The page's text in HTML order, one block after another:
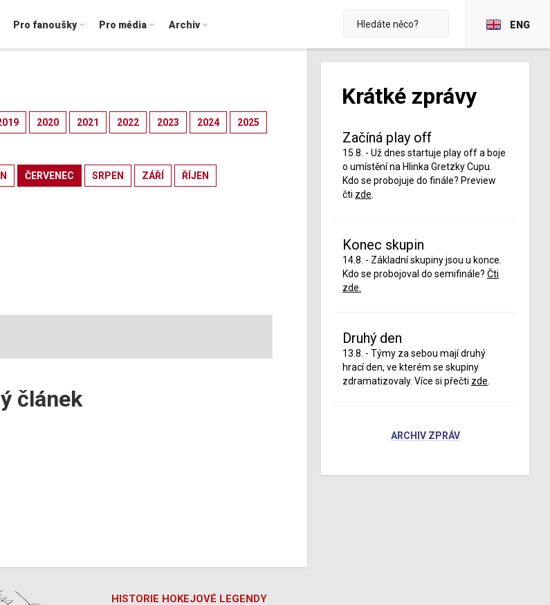
Pro fanoušky Pro média Archiv ENG
2020 2021 2022 2023 2024 2025
ČERVENEC SRPEN ZÁŘÍ ŘÍJEN
článek
Krátké zprávy
Začíná play off
15.8. - Už dnes startuje play off a boje
o umístění na Hlinka Gretzky Cupu.
Kdo se probojuje do finále? Preview
čti zde
Konec skupin
14.8. - Základní skupiny jsou u konce.
Kdo se probojoval do semifinále? Čti
zde.
Druhý den
13.8. - Týmy za sebou mají druhý
hrací den, ve kterém se skupiny
zdramatizovaly. Více si přečti zde
ARCHIV ZPRÁV
HISTORIE HOKEJOVÉ LEGENDY